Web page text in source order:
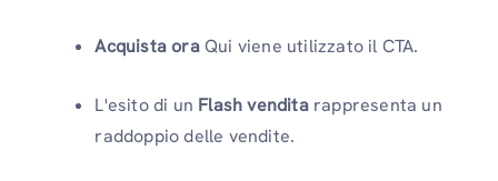
Acquista oraQui viene utilizzato il CTA.
L'esito di un Flash venditarappresenta un
raddoppio delle vendite.